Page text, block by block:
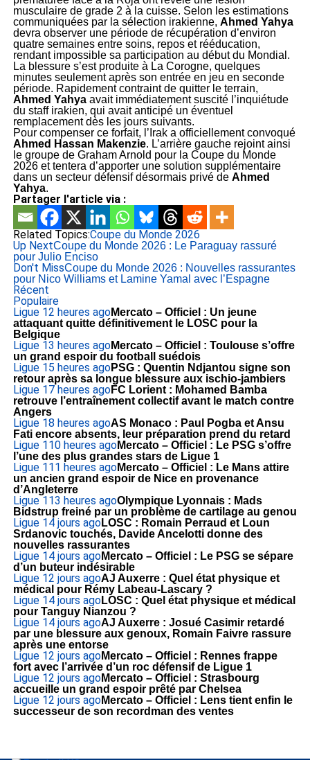
musculaire de grade 2 à la cuisse. Selon les estimations
communiquées par la sélection irakienne, Ahmed Yahya
devra observer une période de récupération d’environ
quatre semaines entre soins, repos et rééducation,
rendant impossible sa participation au début du Mondial.
La blessure s’est produite à La Corogne, quelques
minutes seulement après son entrée en jeu en seconde
période. Rapidement contraint de quitter le terrain,
Ahmed Yahyaavait immédiatement suscité l’inquiétude
du staff irakien, qui avait anticipé un éventuel
remplacement dès les jours suivants.
Pour compenser ce forfait, l’Irak a officiellement convoqué
Ahmed Hassan Makenzie. L’arrière gauche rejoint ainsi
le groupe de Graham Arnold pour la Coupe du Monde
2026 et tentera d’apporter une solution supplémentaire
dans un secteur défensif désormais privé de Ahmed
Yahya.
Partager l'article via :
Related Topics:Coupe du Monde 2026
Up NextCoupe du Monde 2026 : Le Paraguay rassuré
pour Julio Enciso
Don't MissCoupe du Monde 2026 : Nouvelles rassurantes
pour Nico Williams et Lamine Yamal avec l’Espagne
Récent
Populaire
Ligue 12 heures agoMercato – Officiel : Un jeune
attaquant quitte définitivement le LOSC pour la
Belgique
Ligue 13 heures agoMercato – Officiel : Toulouse s’offre
un grand espoir du football suédois
Ligue 15 heures agoPSG : Quentin Ndjantou signe son
retour après sa longue blessure aux ischio-jambiers
Ligue 17 heures agoFC Lorient : Mohamed Bamba
retrouve l’entraînement collectif avant le match contre
Angers
Ligue 18 heures agoAS Monaco : Paul Pogba et Ansu
Fati encore absents, leur préparation prend du retard
Ligue 110 heures agoMercato – Officiel : Le PSG s’offre
l’une des plus grandes stars de Ligue 1
Ligue 111 heures agoMercato – Officiel : Le Mans attire
un ancien grand espoir de Nice en provenance
d’Angleterre
Ligue 113 heures agoOlympique Lyonnais : Mads
Bidstrup freiné par un problème de cartilage au genou
Ligue 14 jours agoLOSC : Romain Perraud et Loun
Srdanovic touchés, Davide Ancelotti donne des
nouvelles rassurantes
Ligue 14 jours agoMercato – Officiel : Le PSG se sépare
d’un buteur indésirable
Ligue 12 jours agoAJ Auxerre : Quel état physique et
médical pour Rémy Labeau-Lascary ?
Ligue 14 jours agoLOSC : Quel état physique et médical
pour Tanguy Nianzou ?
Ligue 14 jours agoAJ Auxerre : Josué Casimir retardé
par une blessure aux genoux, Romain Faivre rassure
après une entorse
Ligue 12 jours agoMercato – Officiel : Rennes frappe
fort avec l’arrivée d’un roc défensif de Ligue 1
Ligue 12 jours agoMercato – Officiel : Strasbourg
accueille un grand espoir prêté par Chelsea
Ligue 12 jours agoMercato – Officiel : Lens tient enfin le
successeur de son recordman des ventes